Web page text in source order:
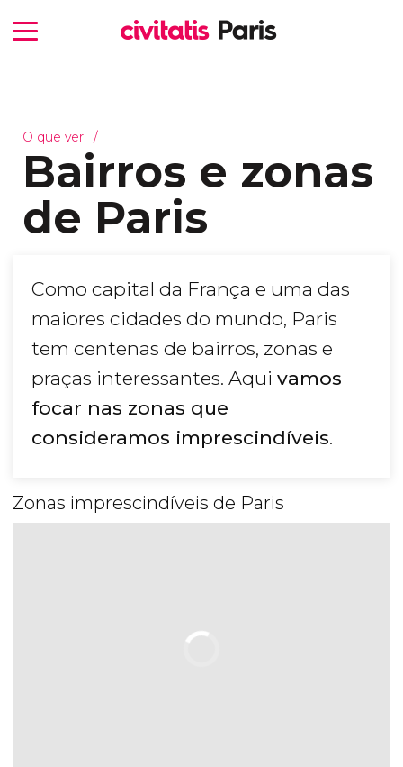
O que ver
Bairros e zonas
de Paris
Como capital da França e uma das
maiores cidades do mundo, Paris
tem centenas de bairros, zonas e
praças interessantes. Aqui vamos
focar nas zonas que
consideramos imprescindíveis.
Zonas imprescindíveis de Paris